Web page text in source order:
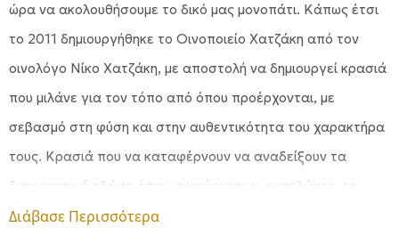
ώρα να ακολουθήσουμε το δικό μας μονοπάτι. Κάπως έτσι
το 2011 δημιουργήθηκε το Οινοποιείο Χατζάκη από τον
οινολόγο Νίκο Χατζάκη, με αποστολή να δημιουργεί κρασιά
που μιλάνε για τον τόπο από όπου προέρχονται, με
σεβασμό στη φύση και στην αυθεντικότητα του χαρακτήρα
τους. Κρασιά που να καταφέρνουν να αναδείξουν τα
διαφορετικά εδάφη όπου φυτεύονται οι αμπελώνες, τα
υψόμετρα και τις κλίσεις τους, σε άλλα τη νιότη τους και σε
Διάβασε Περισσότερα